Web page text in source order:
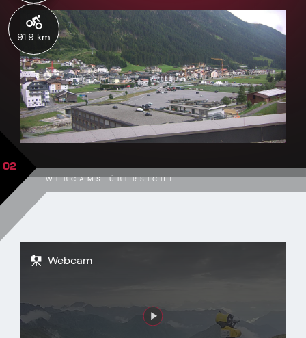
91.9 km
WEBCAMS ÜBERSICHT
02
Link
Webcam